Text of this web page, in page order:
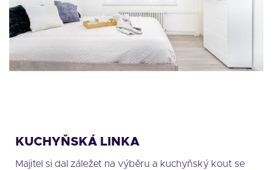
KUCHYŇSKÁ LINKA
Majitel si dal záležet na výběru a kuchyňský kout se